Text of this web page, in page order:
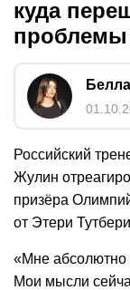
куда
проблемы
Российский
Жулин
призёра
от Этери
«Мне абсолютно
Мои мысли